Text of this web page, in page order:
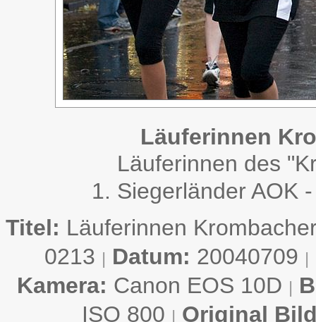
Läuferinnen
Läuferinnen des
1. Siegerländer AOK
Titel: Läuferinnen
0213 | Datum: 20040709 |
Kamera: Canon EOS 10D |
ISO 800 | Original